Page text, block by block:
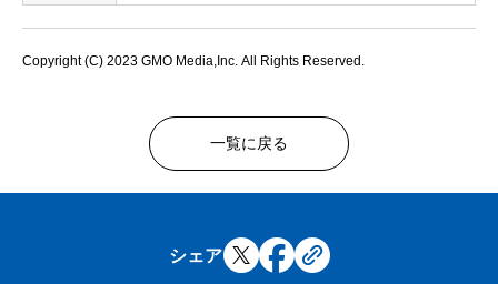
Copyright (C) 2023 GMO Media,Inc. All Rights Reserved.
一覧に戻る
シェア